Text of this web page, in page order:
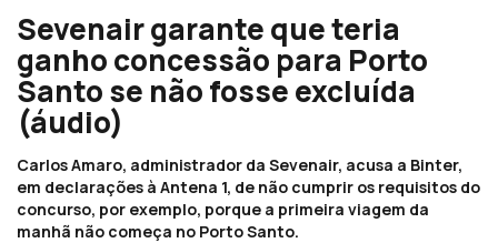
Sevenair garante que teria
ganho concessão para Porto
Santo se não fosse excluída
(áudio)
Carlos Amaro, administrador da Sevenair, acusa a Binter,
em declarações à Antena 1, de não cumprir os requisitos do
concurso, por exemplo, porque a primeira viagem da
manhã não começa no Porto Santo.